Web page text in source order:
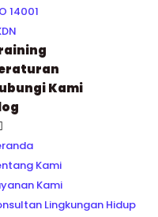
14001
Kami
Kami
Kami
Lingkungan Hidup